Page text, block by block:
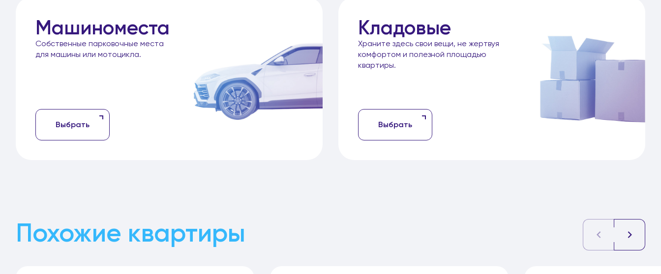
Машиноместа
Собственные парковочные места
для машины или мотоцикла.
Выбрать
Кладовые
Храните здесь свои вещи, не жертвуя
комфортом и полезной площадью
квартиры.
Выбрать
Похожие квартиры